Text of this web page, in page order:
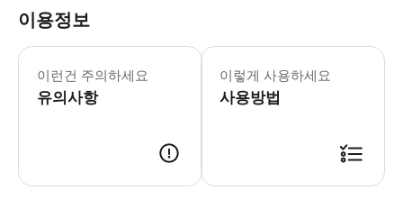
이용정보
이런건 주의하세요
유의사항
이렇게 사용하세요
사용방법